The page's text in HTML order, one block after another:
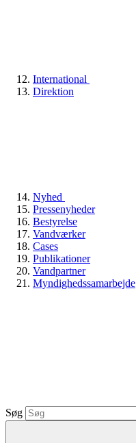
International
Direktion
Nyhed
Pressenyheder
Bestyrelse
Vandværker
Cases
Publikationer
Vandpartner
Myndighedssamarbejde
Søg